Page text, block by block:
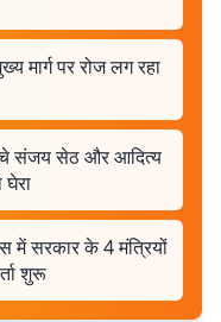
मार्ग पर रोज लग रहा
संजय सेठ और आदित्य
में सरकार के 4 मंत्रियों
शुरू